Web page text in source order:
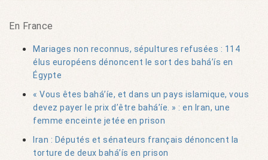
En France
Mariages non reconnus, sépultures refusées : 114
élus européens dénoncent le sort des bahá’ís en
Égypte
« Vous êtes bahá’íe, et dans un pays islamique, vous
devez payer le prix d’être bahá’íe. » : en Iran, une
femme enceinte jetée en prison
Iran : Députés et sénateurs français dénoncent la
torture de deux bahá’ís en prison